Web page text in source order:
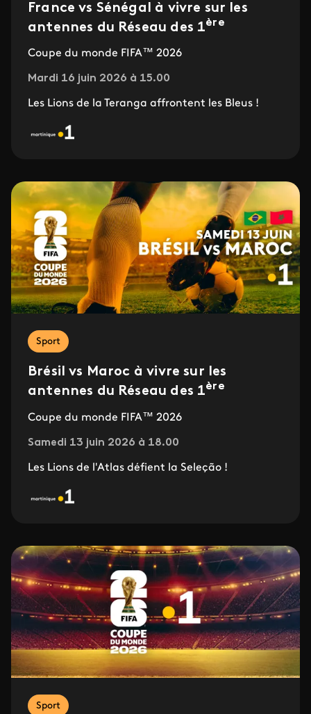
France vs Sénégal à vivre sur les
antennes du Réseau des 1ère
Coupe du monde FIFA™ 2026
Mardi 16 juin 2026 à 15.00
Les Lions de la Teranga affrontent les Bleus !
Sport
Brésil vs Maroc à vivre sur les
antennes du Réseau des 1ère
Coupe du monde FIFA™ 2026
Samedi 13 juin 2026 à 18.00
Les Lions de l'Atlas défient la Seleção !
Sport